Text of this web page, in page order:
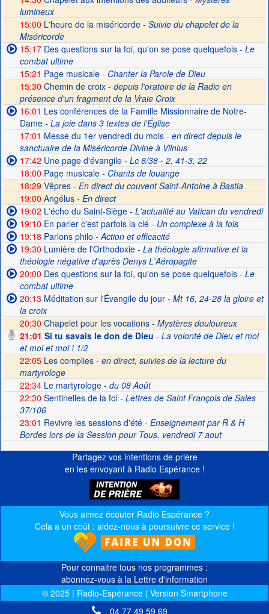
lumineux
15:00 L'heure de la miséricorde - Suivie du chapelet de la
Miséricorde
15:17Des questions sur la foi, qu'on se pose quelquefois- Le
combat ultime
15:21 Page musicale- Chanter la Parole de Dieu
15:30 Chemin de croix - depuis l'oratoire de la Radio en
présence d'un fragment de la Vraie Croix
16:01 Les conférences de la Famille Missionnaire de Notre-
Dame- La joie dans 3 textes de l'Église
17:01 Messe du 1er vendredi du mois- en direct depuis le
sanctuaire de la Miséricorde Divine à Vilnius
17:42 Une page d'évangile- Lc 6/38 - 2, 41-3, 22
18:00 Page musicale- Chants de louange
18:29 Vêpres - En direct du couvent Saint-Antoine à Bastia
19:00 Angélus - En direct
19:02 L'écho du Saint-Siège- L'actualité au Vatican du vendredi
19:10 En parler c'est parfois la clé- Un complexe à la fois
19:18 Parlons philo - Action et efficacité
19:30 Lumière de l'Orthodoxie- La théologie afirmative et la
théologie négative d'après Denys L'Aéropagite
20:00 Des questions sur la foi, qu'on se pose quelquefois- Le
combat ultime
20:13 Méditation sur l'Évangile du jour- Mt 16, 24-28 la gloire et
la croix
20:30 Chapelet pour les vocations - Mystères douloureux
21:01 Si tu savais le don de Dieu - La volonté de Dieu et moi
et moi et moi ! 1/2
22:05Les complies - en direct, suivies de la lecture du
martyrologe
22:34Le martyrologe- du 08 Août
22:30 Sentinelles de la foi- Lettres de Saint François de Sales
37/106
23:01 Revivre les sessions d'été- Enseignement par R & H
Bordes lors de la Session pour Tous, vendredi 7 aout
Partagez vos intentions de prière
en les envoyant à Radio Espérance !
Vous aimez écouter Radio Espérance ?
Cela a un coût : aidez-nous à poursuivre ce service !
Pour connaitre tous nos programmes :
abonnez-vous à la Lettre d'information
© 2025 | Radio-Espérance | Version Smartphone
04 77 49 59 69